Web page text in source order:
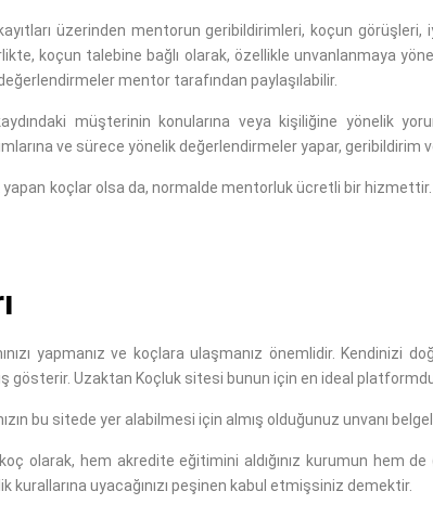
üzerinden mentorun geribildirimleri, koçun görüşleri,
koçun talebine bağlı olarak, özellikle unvanlanmaya
mentor tarafından paylaşılabilir.
müşterinin konularına veya kişiliğine yönelik
ve sürece yönelik değerlendirmeler yapar, geribildirim
koçlar olsa da, normalde mentorluk ücretli bir hizmettir.
yapmanız ve koçlara ulaşmanız önemlidir. Kendinizi
gösterir. Uzaktan Koçluk sitesi bunun için en ideal
bu sitede yer alabilmesi için almış olduğunuz unvanı
olarak, hem akredite eğitimini aldığınız kurumun hem de
kurallarına uyacağınızı peşinen kabul etmişsiniz demektir.